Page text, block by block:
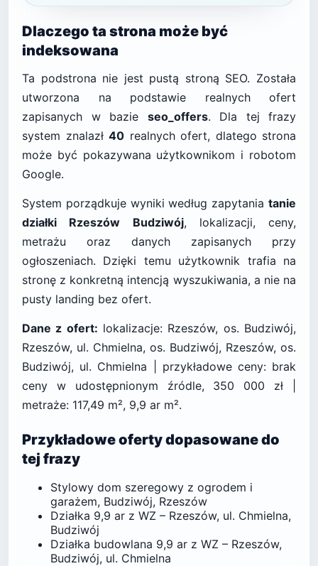
Dlaczego ta strona może być
indeksowana
Ta podstrona nie jest pustą stroną SEO. Została
utworzona na podstawie realnych ofert
zapisanych w bazie seo_offers. Dla tej frazy
system znalazł 40 realnych ofert, dlatego strona
może być pokazywana użytkownikom i robotom
Google.
System porządkuje wyniki według zapytania tanie
działki Rzeszów Budziwój, lokalizacji, ceny,
metrażu oraz danych zapisanych przy
ogłoszeniach. Dzięki temu użytkownik trafia na
stronę z konkretną intencją wyszukiwania, a nie na
pusty landing bez ofert.
Dane z ofert: lokalizacje: Rzeszów, os. Budziwój,
Rzeszów, ul. Chmielna, os. Budziwój, Rzeszów, os.
Budziwój, ul. Chmielna | przykładowe ceny: brak
ceny w udostępnionym źródle, 350 000 zł |
metraże: 117,49 m², 9,9 ar m².
Przykładowe oferty dopasowane do
tej frazy
Stylowy dom szeregowy z ogrodem i
garażem, Budziwój, Rzeszów
Działka 9,9 ar z WZ – Rzeszów, ul. Chmielna,
Budziwój
Działka budowlana 9,9 ar z WZ – Rzeszów,
Budziwój, ul. Chmielna